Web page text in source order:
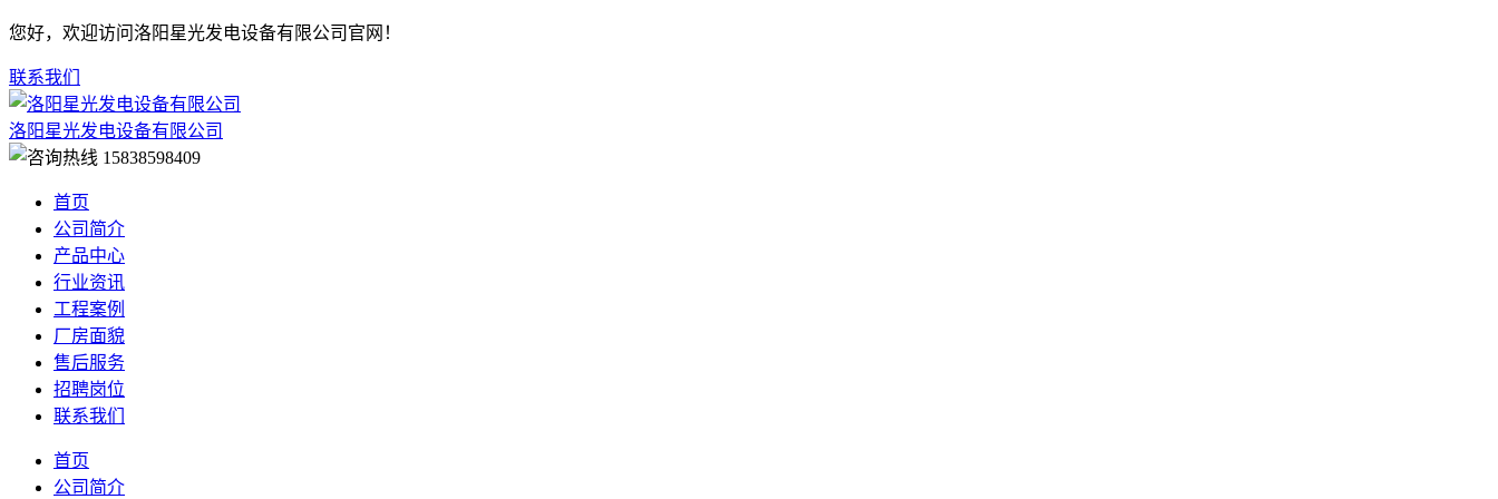
您好，欢迎访问洛阳星光发电设备有限公司官网！
联系我们
洛阳星光发电设备有限公司
15838598409
首页
公司简介
产品中心
行业资讯
工程案例
厂房面貌
售后服务
招聘岗位
联系我们
首页
公司简介